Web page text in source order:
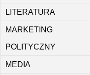
LITERATURA
MARKETING
POLITYCZNY
MEDIA